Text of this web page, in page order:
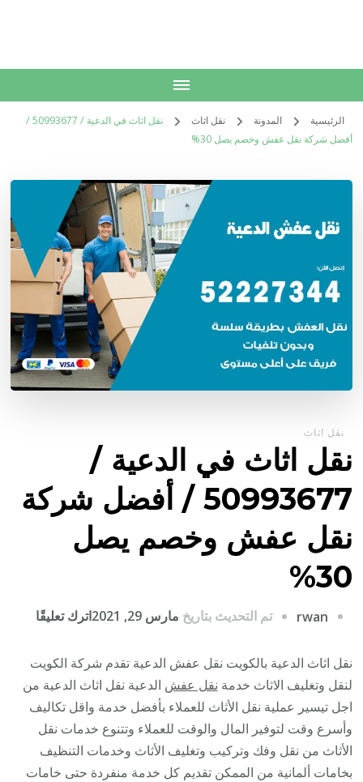
الرئيسية المدونة نقل اثاث
نقل اثاث في الدعية / 50993677 /
أفضل شركة نقل عفش وخصم يصل 30%
نقل اثاث
نقل اثاث في الدعية /
50993677 / أفضل شركة
نقل عفش وخصم يصل
30%
rwan تم التحديث بتاريخ مارس 29, 2021 اترك تعليقًا
اثاث
/
نقل اثاث الدعية بالكويت نقل عفش الدعية تقدم شركة الكويت
لنقل وتغليف الاثاث خدمة نقل عفش الدعية نقل اثاث الدعية من
اجل تيسير عملية نقل الأثاث للعملاء بأفضل خدمة واقل تكاليف
وأسرع وقت لتوفير المال والوقت للعملاء وتتنوع خدمات نقل
الأثاث من نقل وفك وتركيب وتغليف الأثاث وخدمات التنظيف
بخامات ألمانية من الممكن تقديم كل خدمة منفردة حتى خامات